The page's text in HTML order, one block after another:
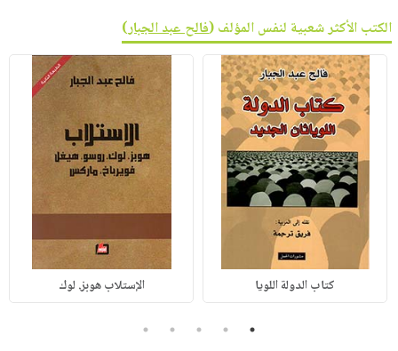
الكتب الأكثر شعبية لنفس المؤلف (فالح عبد الجبار)
كتاب الدولة اللويا الإستلاب هوبز. لوك
1
2
3
4
5